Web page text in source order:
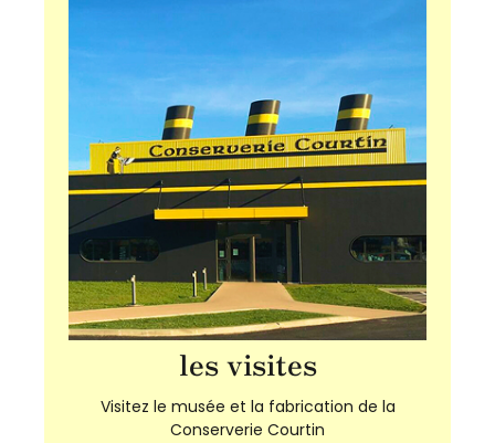
les visites
Visitez le musée et la fabrication de la
Conserverie Courtin